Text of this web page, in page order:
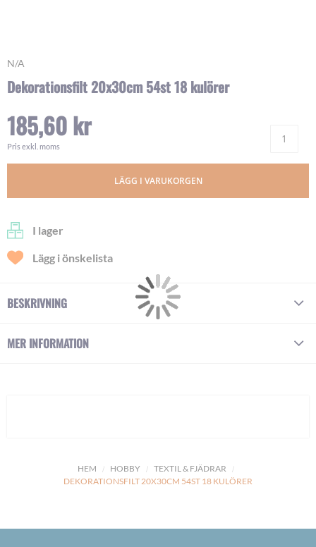
HEM HOBBY
TEXTIL & FJÄDRAR
DEKORATIONSFILT 20X30CM 54ST 18 KULÖRER
N/A
Dekorationsfilt 20x30cm 54st 18 kulörer
185,60 kr
Pris exkl. moms
LÄGG I VARUKORGEN
I lager
Lägg i önskelista
Skip
the
of
the
images
BESKRIVNING
MER INFORMATION